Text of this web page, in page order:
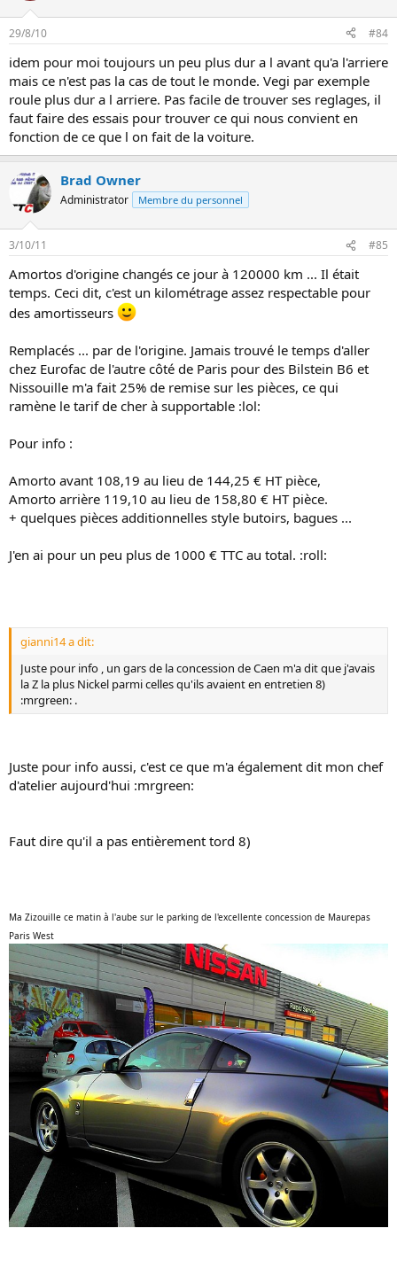
29/8/10 #84
idem pour moi toujours un peu plus dur a l avant qu'a l'arriere
mais ce n'est pas la cas de tout le monde. Vegi par exemple
roule plus dur a l arriere. Pas facile de trouver ses reglages, il
faut faire des essais pour trouver ce qui nous convient en
fonction de ce que l on fait de la voiture.
Brad Owner
Administrator Membre du personnel
3/10/11 #85
Amortos d'origine changés ce jour à 120000 km ... Il était
temps. Ceci dit, c'est un kilométrage assez respectable pour
des amortisseurs
Remplacés ... par de l'origine. Jamais trouvé le temps d'aller
chez Eurofac de l'autre côté de Paris pour des Bilstein B6 et
Nissouille m'a fait 25% de remise sur les pièces, ce qui
ramène le tarif de cher à supportable :lol:
Pour info :
Amorto avant 108,19 au lieu de 144,25 € HT pièce,
Amorto arrière 119,10 au lieu de 158,80 € HT pièce.
+ quelques pièces additionnelles style butoirs, bagues ...
J'en ai pour un peu plus de 1000 € TTC au total. :roll:
gianni14 a dit:
Juste pour info , un gars de la concession de Caen m'a dit que j'avais
la Z la plus Nickel parmi celles qu'ils avaient en entretien 8)
:mrgreen: .
Juste pour info aussi, c'est ce que m'a également dit mon chef
d'atelier aujourd'hui :mrgreen:
Faut dire qu'il a pas entièrement tord 8)
Ma Zizouille ce matin à l'aube sur le parking de l'excellente concession de Maurepas
Paris West